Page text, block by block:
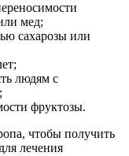
мед;
сахарозы или
людям с
фруктозы.
чтобы получить
лечения